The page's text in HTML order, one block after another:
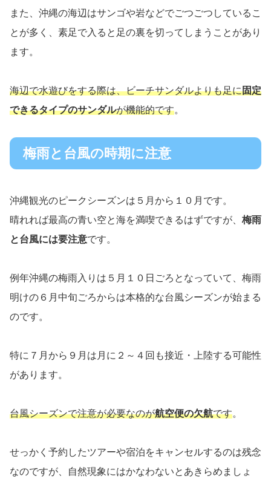
また、沖縄の海辺はサンゴや岩などでごつごつしているこ
とが多く、素足で入ると足の裏を切ってしまうことがあり
ます。
海辺で水遊びをする際は、ビーチサンダルよりも足に固定
できるタイプのサンダルが機能的です。
梅雨と台風の時期に注意
沖縄観光のピークシーズンは５月から１０月です。
晴れれば最高の青い空と海を満喫できるはずですが、 梅雨
と台風には要注意です。
例年沖縄の梅雨入りは５月１０日ごろとなっていて、梅雨
明けの６月中旬ごろからは本格的な台風シーズンが始まる
のです。
特に７月から９月は月に２～４回も接近・上陸する可能性
があります。
台風シーズンで注意が必要なのが航空便の欠航です。
せっかく予約したツアーや宿泊をキャンセルするのは残念
なのですが、自然現象にはかなわないとあきらめましょ